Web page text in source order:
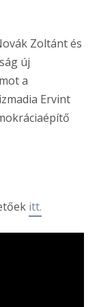
Zoltánt és
új
a
Ervint
itt.